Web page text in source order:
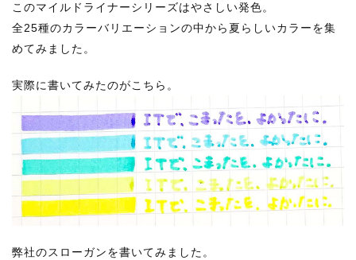
このマイルドライナーシリーズはやさしい発色。
全25種のカラーバリエーションの中から夏らしいカラーを集
めてみました。
実際に書いてみたのがこちら。
弊社のスローガンを書いてみました。